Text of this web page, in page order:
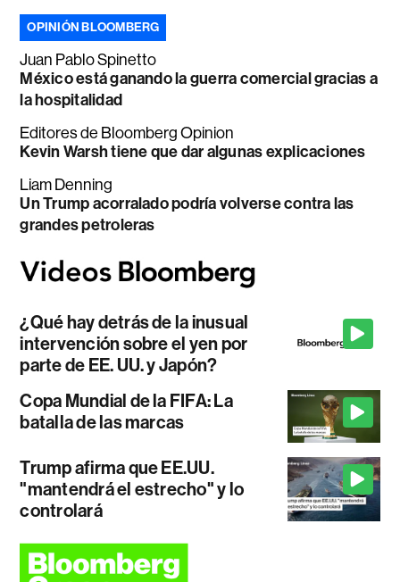
OPINIÓN BLOOMBERG
Juan Pablo Spinetto
México está ganando la guerra comercial gracias a
la hospitalidad
Editores de Bloomberg Opinion
Kevin Warsh tiene que dar algunas explicaciones
Liam Denning
Un Trump acorralado podría volverse contra las
grandes petroleras
¿Qué hay detrás de la inusual
intervención sobre el yen por
parte de EE. UU. y Japón?
Copa Mundial de la FIFA: La
batalla de las marcas
Trump afirma que EE.UU.
"mantendrá el estrecho" y lo
controlará